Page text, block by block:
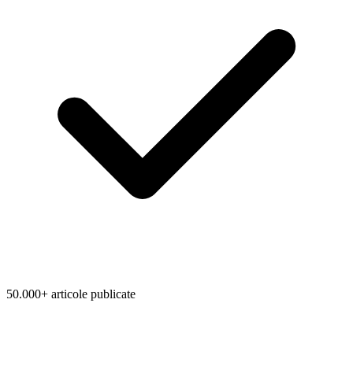
50.000+ articole publicate